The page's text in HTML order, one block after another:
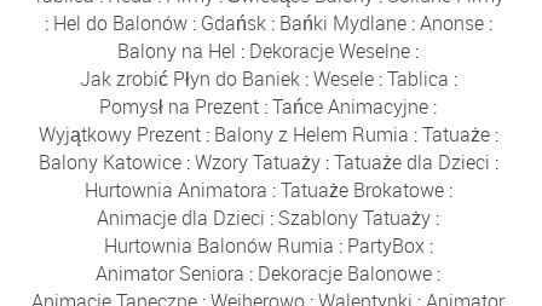
: Hel do Balonów: Gdańsk: Bańki Mydlane:Anonse:
Balony na Hel : Dekoracje Weselne :
Jak zrobić Płyn do Baniek:Wesele:Tablica :
Pomysł na Prezent :Tańce Animacyjne :
Wyjątkowy Prezent: Balony z Helem Rumia :Tatuaże:
Balony Katowice:Wzory Tatuaży:Tatuaże dla Dzieci :
Hurtownia Animatora :Tatuaże Brokatowe:
Animacje dla Dzieci : Szablony Tatuaży :
Hurtownia Balonów Rumia : PartyBox:
Animator Seniora : Dekoracje Balonowe :